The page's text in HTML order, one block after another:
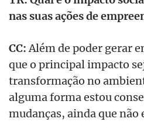
nas suas ações de
CC:Além de poder gerar
que o principal impacto
transformação no
alguma forma estou
mudanças, ainda que não